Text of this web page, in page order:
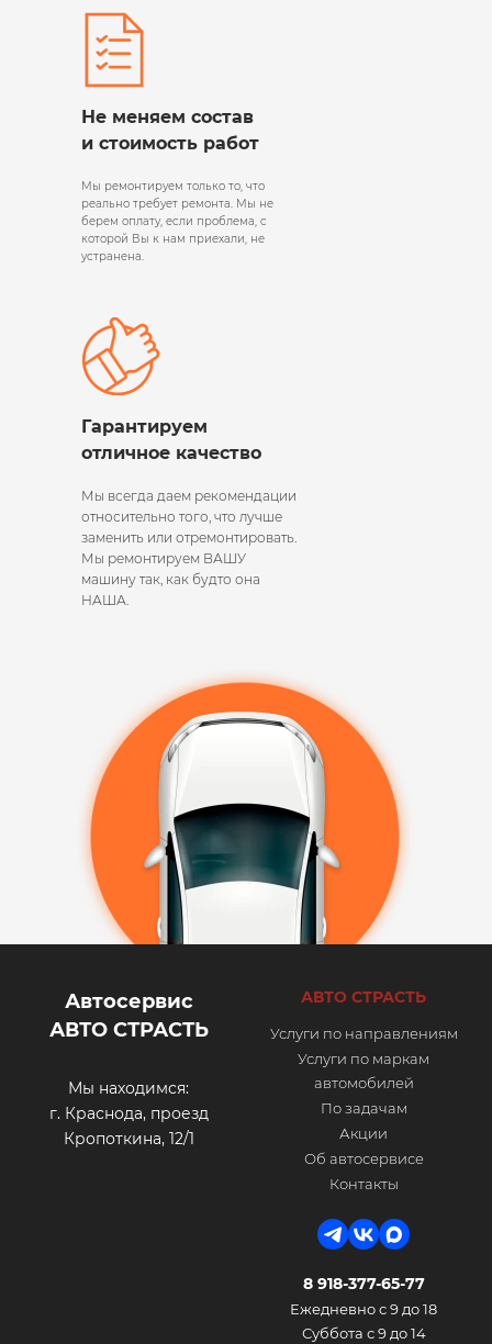
Мы ремонтируем только то, что
реально требует ремонта. Мы не
берем оплату, если проблема, с
которой Вы к нам приехали, не
устранена.
Не меняем состав
и стоимость работ
Гарантируем
отличное качество
Мы всегда даем рекомендации
относительно того, что лучше
заменить или отремонтировать.
Мы ремонтируем ВАШУ
машину так, как будто она
НАША.​
Автосервис
АВТО СТРАСТЬ
Мы находимся:
г. Краснода, проезд
Кропоткина, 12/1
АВТО СТРАСТЬ
Услуги по направлениям
Услуги по маркам
автомобилей
По задачам
Акции
Об автосервисе
Контакты
8 918-377-65-77
Ежедневно с 9 до 18
Суббота с 9 до 14